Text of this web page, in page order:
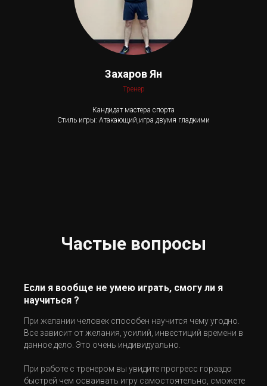
Захаров Ян
Тренер
Кандидат мастера спорта
Стиль игры: Атакающий,игра двумя гладкими
Частые вопросы
Если я вообще не умею играть, смогу ли я
научиться ?
При желании человек способен научится чему угодно.
Все зависит от желания, усилий, инвестиций времени в
данное дело. Это очень индивидуально.
При работе с тренером вы увидите прогресс гораздо
быстрей чем осваивать игру самостоятельно, сможете